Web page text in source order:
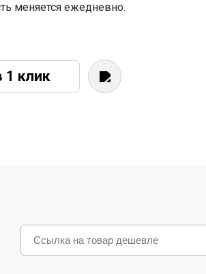
меняется ежедневно.
1 клик